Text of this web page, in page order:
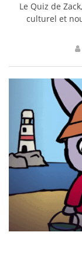
Le Quiz de
culturel et